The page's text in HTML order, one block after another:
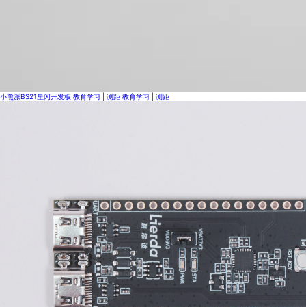
小熊派BS21星闪开发板 教育学习 | 测距 教育学习 | 测距